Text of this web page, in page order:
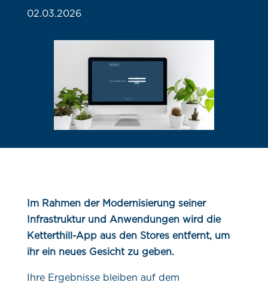
02.03.2026
Im Rahmen der Modernisierung seiner
Infrastruktur und Anwendungen wird die
Ketterthill-App aus den Stores entfernt, um
ihr ein neues Gesicht zu geben.
Ihre Ergebnisse bleiben auf dem